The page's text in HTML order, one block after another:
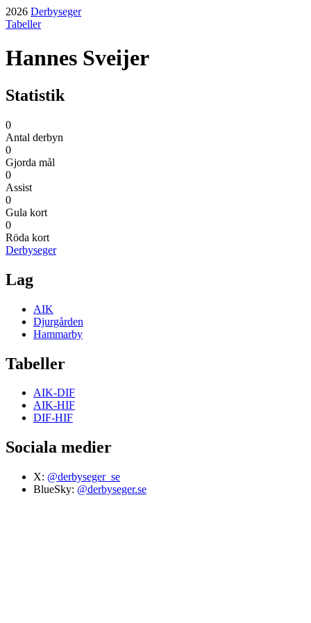
2026 Derbyseger
Tabeller
Hannes Sveijer
Statistik
0
Antal derbyn
0
Gjorda mål
0
Assist
0
Gula kort
0
Röda kort
Derbyseger
Lag
AIK
Djurgården
Hammarby
Tabeller
AIK-DIF
AIK-HIF
DIF-HIF
Sociala medier
X: @derbyseger_se
BlueSky: @derbyseger.se